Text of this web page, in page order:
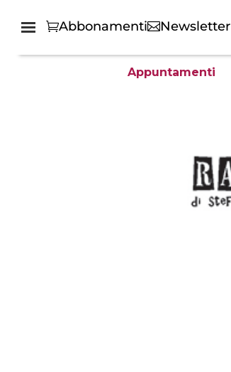
Abbonamenti Newsletter
Appuntamenti